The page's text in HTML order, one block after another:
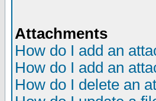
Attachments
How do I add an
How do I add an
How do I delete an